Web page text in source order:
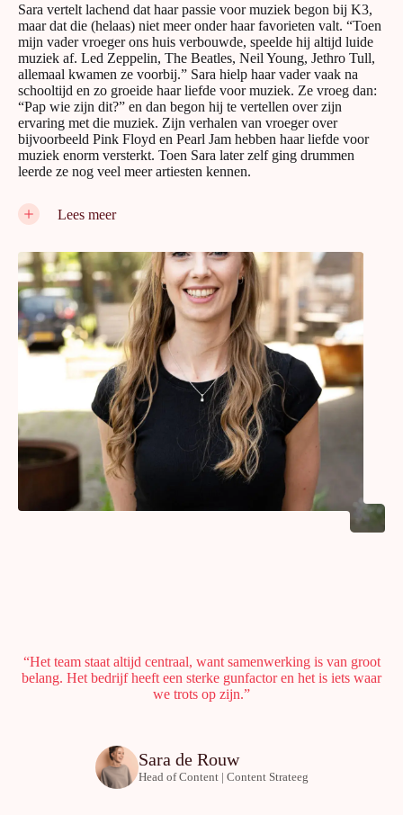
Sara vertelt lachend dat haar passie voor muziek begon bij K3,
maar dat die (helaas) niet meer onder haar favorieten valt. “Toen
mijn vader vroeger ons huis verbouwde, speelde hij altijd luide
muziek af. Led Zeppelin, The Beatles, Neil Young, Jethro Tull,
allemaal kwamen ze voorbij.” Sara hielp haar vader vaak na
schooltijd en zo groeide haar liefde voor muziek. Ze vroeg dan:
“Pap wie zijn dit?” en dan begon hij te vertellen over zijn
ervaring met die muziek. Zijn verhalen van vroeger over
bijvoorbeeld Pink Floyd en Pearl Jam hebben haar liefde voor
muziek enorm versterkt. Toen Sara later zelf ging drummen
leerde ze nog veel meer artiesten kennen.
Smaken verschillen
muziek, dat vind ik echt geweldig.” Sara vindt het fascinerend
dat je deze ervaringen met anderen kunt delen en kunt
ontdekken dat je een compleet andere beleving hebt van
hetzelfde nummer. Ze waardeert het idee dat smaak subjectief is
en dat iedereen zijn eigen voorkeuren heeft.
Lees meer
“Het team staat altijd centraal, want samenwerking is van groot
belang. Het bedrijf heeft een sterke gunfactor en het is iets waar
we trots op zijn.”
Sara de Rouw
Head of Content | Content Strateeg